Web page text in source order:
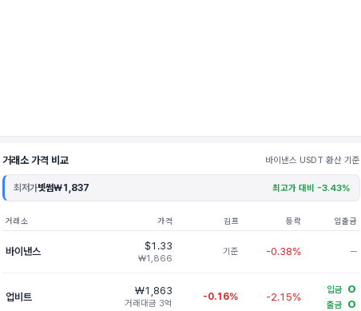
거래소 가격 비교 바이낸스 USDT 환산 기준
최저가빗썸₩1,837 최고가 대비 -3.43%
거래소 가격 김프 등락 입출금
바이낸스 $1.33
₩1,866
기준 -0.38% ─
업비트
₩1,863
거래대금 3억
-0.16% -2.15%
입금 O
출금 O